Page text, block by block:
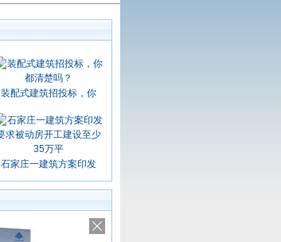
装配式建筑招投标，你
石家庄一建筑方案印发